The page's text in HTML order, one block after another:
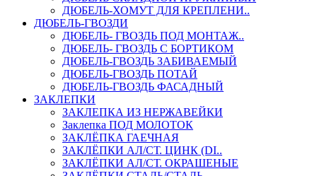
ДЮБЕЛЬ-ХОМУТ ДЛЯ КРЕПЛЕНИ..
ДЮБЕЛЬ-ГВОЗДИ
ДЮБЕЛЬ- ГВОЗДЬ ПОД МОНТАЖ..
ДЮБЕЛЬ- ГВОЗДЬ С БОРТИКОМ
ДЮБЕЛЬ-ГВОЗДЬ ЗАБИВАЕМЫЙ
ДЮБЕЛЬ-ГВОЗДЬ ПОТАЙ
ДЮБЕЛЬ-ГВОЗДЬ ФАСАДНЫЙ
ЗАКЛЕПКИ
ЗАКЛЕПКА ИЗ НЕРЖАВЕЙКИ
Заклепка ПОД МОЛОТОК
ЗАКЛЁПКА ГАЕЧНАЯ
ЗАКЛЁПКИ АЛ/СТ. ЦИНК (DI..
ЗАКЛЁПКИ АЛ/СТ. ОКРАШЕНЫЕ